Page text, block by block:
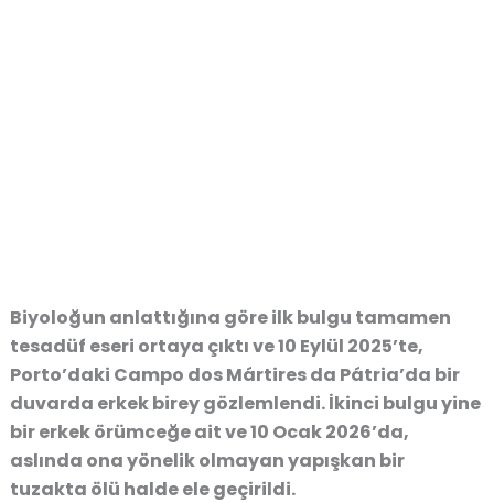
Biyoloğun anlattığına göre ilk bulgu tamamen
tesadüf eseri ortaya çıktı ve 10 Eylül 2025’te,
Porto’daki Campo dos Mártires da Pátria’da bir
duvarda erkek birey gözlemlendi. İkinci bulgu yine
bir erkek örümceğe ait ve 10 Ocak 2026’da,
aslında ona yönelik olmayan yapışkan bir
tuzakta ölü halde ele geçirildi.